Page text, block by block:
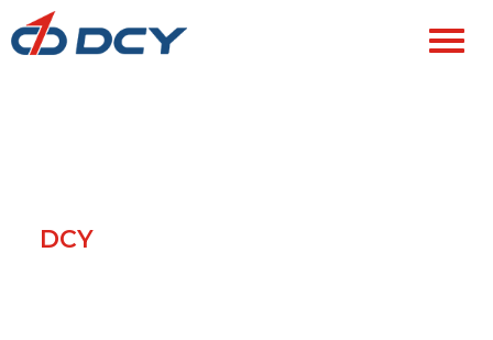
Máquinas para Papel Tissue